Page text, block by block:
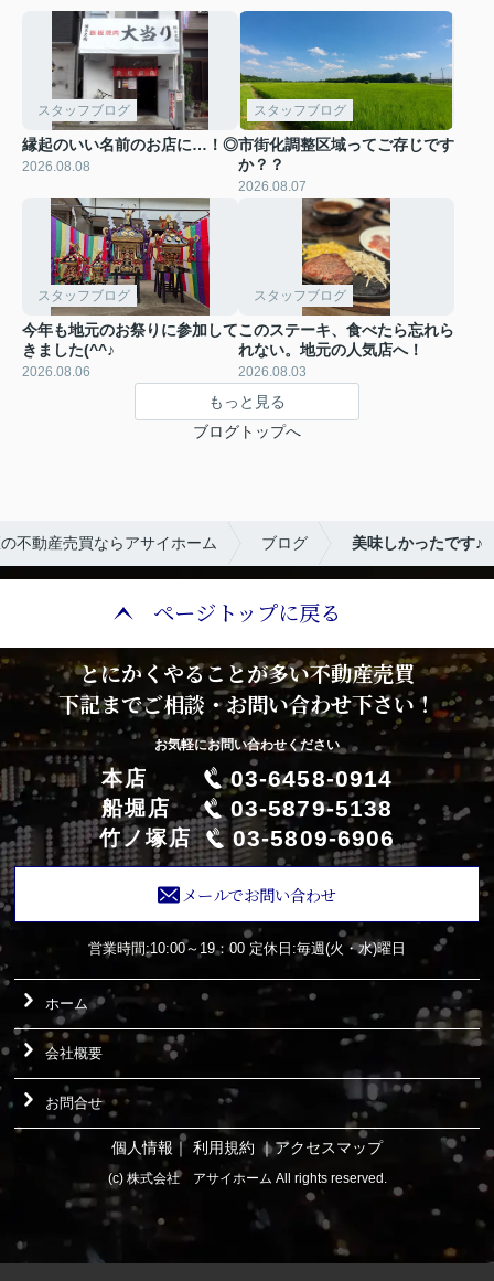
スタッフブログ
縁起のいい名前のお店に…！◎
2026.08.08
スタッフブログ
市街化調整区域ってご存じです
か？？
2026.08.07
スタッフブログ
今年も地元のお祭りに参加して
きました(^^♪
2026.08.06
スタッフブログ
このステーキ、食べたら忘れら
れない。地元の人気店へ！
2026.08.03
もっと見る
ブログトップへ
不動産売買ならアサイホーム ブログ 美味しかったです♪
ページトップに戻る
とにかくやることが多い不動産売買
下記までご相談・お問い合わせ下さい！
お気軽にお問い合わせください
本店 03-6458-0914
船堀店 03-5879-5138
竹ノ塚店 03-5809-6906
メールでお問い合わせ
営業時間:10:00～19：00 定休日:毎週(火・水)曜日
ホーム
会社概要
お問合せ
個人情報 ｜ 利用規約 ｜アクセスマップ
(c) 株式会社 アサイホーム All rights reserved.